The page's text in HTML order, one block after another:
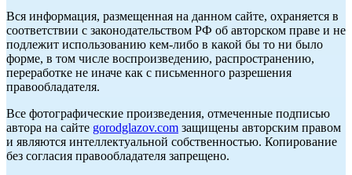
Вся информация, размещенная на данном сайте, охраняется в
соответствии с законодательством РФ об авторском праве и не
подлежит использованию кем-либо в какой бы то ни было
форме, в том числе воспроизведению, распространению,
переработке не иначе как с письменного разрешения
правообладателя.
Все фотографические произведения, отмеченные подписью
автора на сайте gorodglazov.com защищены авторским правом
и являются интеллектуальной собственностью. Копирование
без согласия правообладателя запрещено.